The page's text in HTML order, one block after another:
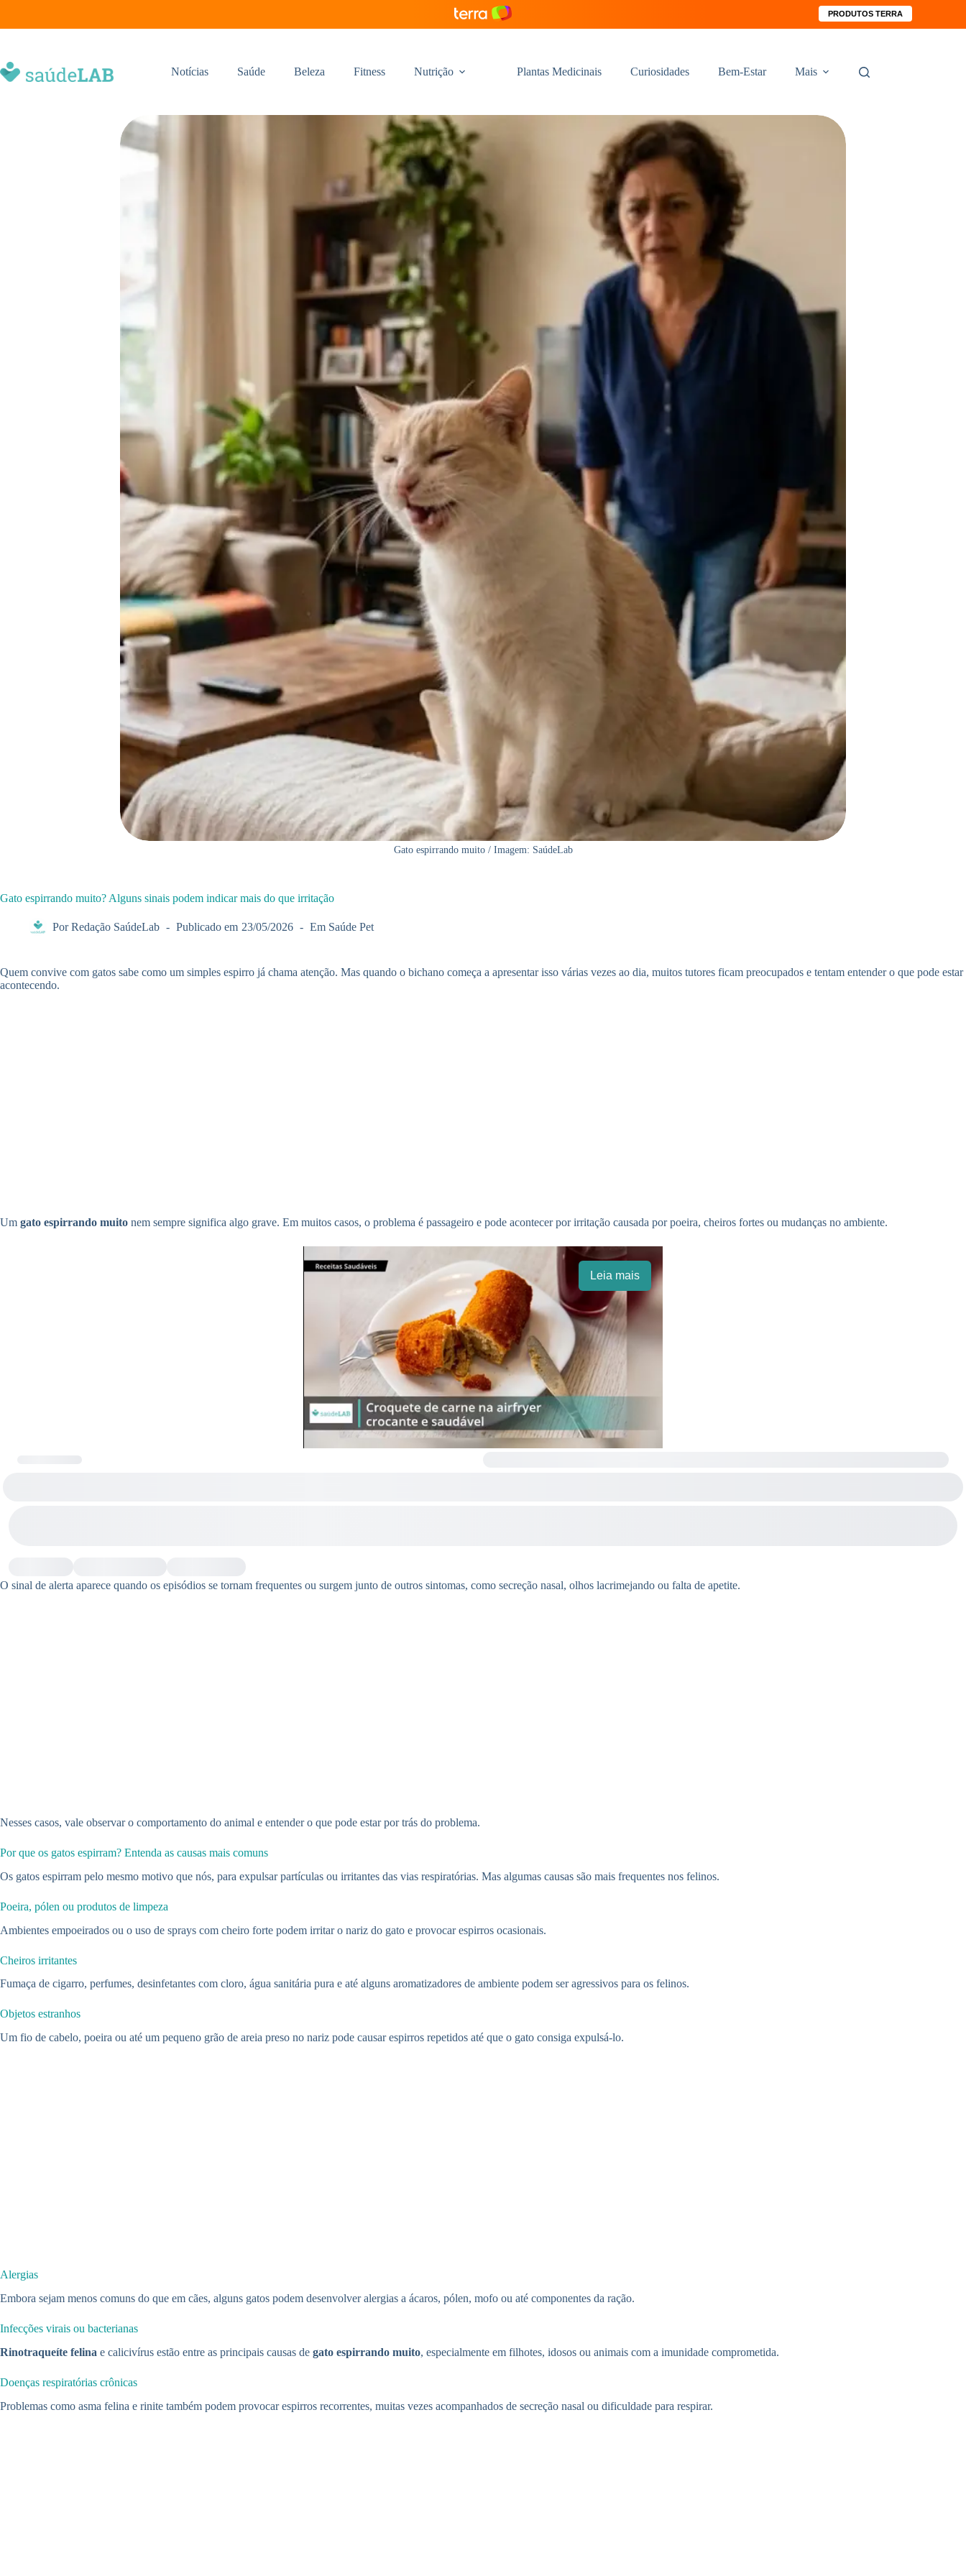
PRODUTOS TERRA
Notícias Saúde Beleza Fitness Nutrição Plantas Medicinais Curiosidades Bem-Estar Mais
Gato espirrando muito / Imagem: SaúdeLab
Gato espirrando muito? Alguns sinais podem indicar mais do que irritação
Por Redação SaúdeLab Publicado em 23/05/2026 Em Saúde Pet
Quem convive com gatos sabe como um simples espirro já chama atenção. Mas quando o bichano começa a apresentar isso várias vezes ao dia, muitos tutores ficam preocupados e tentam entender o que pode estar
acontecendo.
Um gato espirrando muito nem sempre significa algo grave. Em muitos casos, o problema é passageiro e pode acontecer por irritação causada por poeira, cheiros fortes ou mudanças no ambiente.
Leia mais
O sinal de alerta aparece quando os episódios se tornam frequentes ou surgem junto de outros sintomas, como secreção nasal, olhos lacrimejando ou falta de apetite.
Nesses casos, vale observar o comportamento do animal e entender o que pode estar por trás do problema.
Por que os gatos espirram? Entenda as causas mais comuns
Os gatos espirram pelo mesmo motivo que nós, para expulsar partículas ou irritantes das vias respiratórias. Mas algumas causas são mais frequentes nos felinos.
Poeira, pólen ou produtos de limpeza
Ambientes empoeirados ou o uso de sprays com cheiro forte podem irritar o nariz do gato e provocar espirros ocasionais.
Cheiros irritantes
Fumaça de cigarro, perfumes, desinfetantes com cloro, água sanitária pura e até alguns aromatizadores de ambiente podem ser agressivos para os felinos.
Objetos estranhos
Um fio de cabelo, poeira ou até um pequeno grão de areia preso no nariz pode causar espirros repetidos até que o gato consiga expulsá-lo.
Alergias
Embora sejam menos comuns do que em cães, alguns gatos podem desenvolver alergias a ácaros, pólen, mofo ou até componentes da ração.
Infecções virais ou bacterianas
Rinotraqueíte felina e calicivírus estão entre as principais causas de gato espirrando muito, especialmente em filhotes, idosos ou animais com a imunidade comprometida.
Doenças respiratórias crônicas
Problemas como asma felina e rinite também podem provocar espirros recorrentes, muitas vezes acompanhados de secreção nasal ou dificuldade para respirar.